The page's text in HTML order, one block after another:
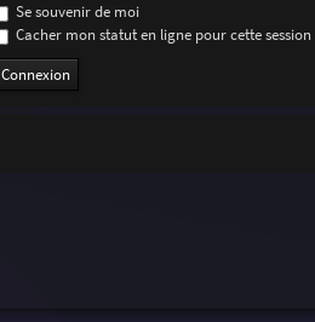
Se souvenir de moi
Cacher mon statut en ligne pour cette session